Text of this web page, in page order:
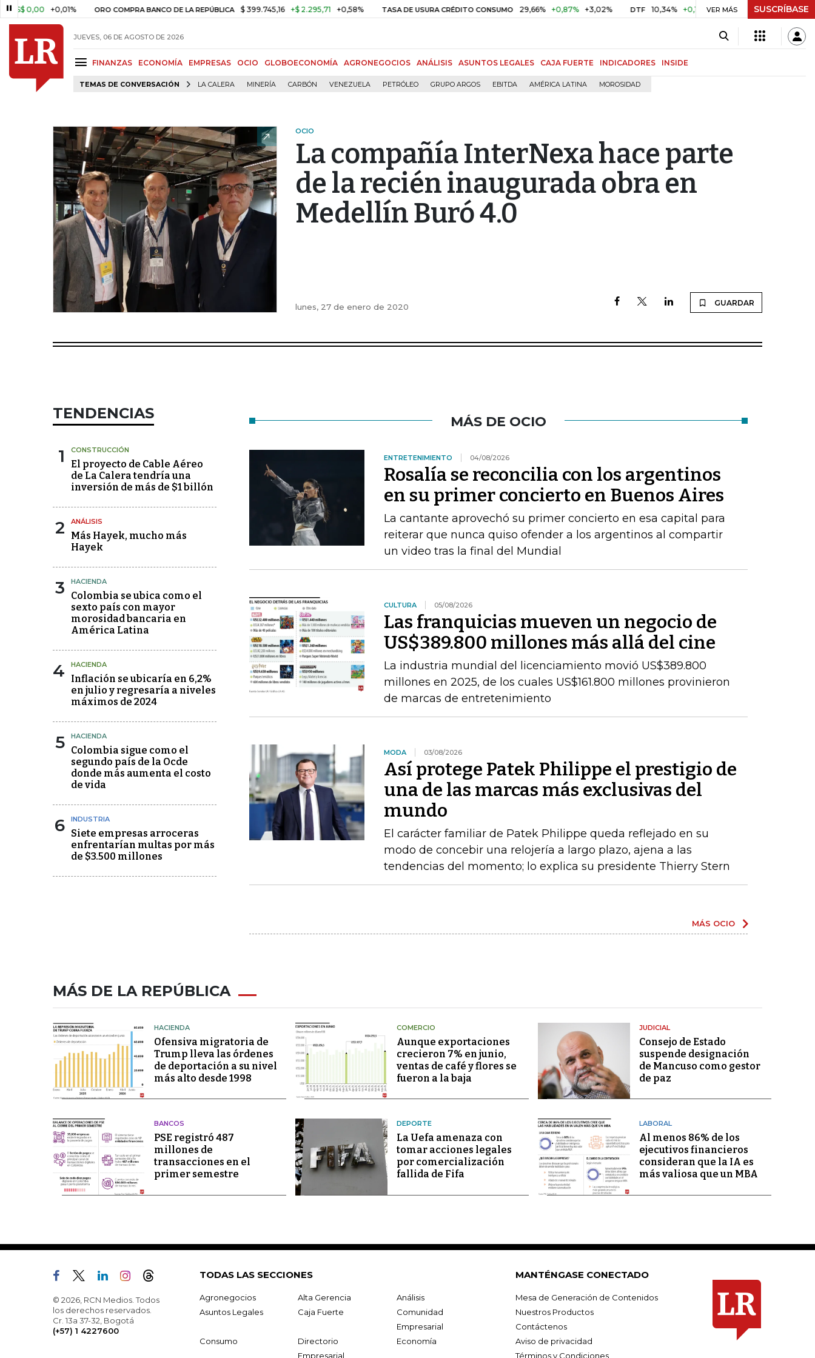
0,00 +0,01% ORO COMPRA BANCO DE LA REPÚBLICA $ 399.745,16 +$ 2.295,71 +0,58% TASA DE USURA CRÉDITO CONSUMO 29,66% +0,87% +3,02% DTF 10,34% +0,10% +0,98% UVR $ 416,86 +$
VER MÁS SUSCRÍBASE
JUEVES, 06 DE AGOSTO DE 2026
FINANZAS ECONOMÍA EMPRESAS OCIO GLOBOECONOMÍA AGRONEGOCIOS ANÁLISIS ASUNTOS LEGALES CAJA FUERTE INDICADORES INSIDE
TEMAS DE CONVERSACIÓN LA CALERA MINERÍA CARBÓN VENEZUELA PETRÓLEO GRUPO ARGOS EBITDA AMÉRICA LATINA MOROSIDAD
OCIO
La compañía InterNexa hace parte
de la recién inaugurada obra en
Medellín Buró 4.0
lunes, 27 de enero de 2020 GUARDAR
TENDENCIAS
1 CONSTRUCCIÓN
El proyecto de Cable Aéreo
de La Calera tendría una
inversión de más de $1 billón
2 ANÁLISIS
Más Hayek, mucho más
Hayek
3 HACIENDA
Colombia se ubica como el
sexto país con mayor
morosidad bancaria en
América Latina
4 HACIENDA
Inflación se ubicaría en 6,2%
en julio y regresaría a niveles
máximos de 2024
5 HACIENDA
Colombia sigue como el
segundo país de la Ocde
donde más aumenta el costo
de vida
6 INDUSTRIA
Siete empresas arroceras
enfrentarían multas por más
de $3.500 millones
MÁS DE OCIO
ENTRETENIMIENTO 04/08/2026
Rosalía se reconcilia con los argentinos
en su primer concierto en Buenos Aires
La cantante aprovechó su primer concierto en esa capital para
reiterar que nunca quiso ofender a los argentinos al compartir
un video tras la final del Mundial
CULTURA 05/08/2026
Las franquicias mueven un negocio de
US$389.800 millones más allá del cine
La industria mundial del licenciamiento movió US$389.800
millones en 2025, de los cuales US$161.800 millones provinieron
de marcas de entretenimiento
MODA 03/08/2026
Así protege Patek Philippe el prestigio de
una de las marcas más exclusivas del
mundo
El carácter familiar de Patek Philippe queda reflejado en su
modo de concebir una relojería a largo plazo, ajena a las
tendencias del momento; lo explica su presidente Thierry Stern
MÁS OCIO
MÁS DE LA REPÚBLICA
HACIENDA
Ofensiva migratoria de
Trump lleva las órdenes
de deportación a su nivel
más alto desde 1998
COMERCIO
Aunque exportaciones
crecieron 7% en junio,
ventas de café y flores se
fueron a la baja
JUDICIAL
Consejo de Estado
suspende designación
de Mancuso como gestor
de paz
BANCOS
PSE registró 487
millones de
transacciones en el
primer semestre
DEPORTE
La Uefa amenaza con
tomar acciones legales
por comercialización
fallida de Fifa
LABORAL
Al menos 86% de los
ejecutivos financieros
consideran que la IA es
más valiosa que un MBA
© 2026, RCN Medios. Todos
los derechos reservados.
Cr. 13a 37-32, Bogotá
(+57) 1 4227600
TODAS LAS SECCIONES
Agronegocios Alta Gerencia
Análisis
Asuntos Legales
Caja Fuerte
Comunidad
Empresarial
Consumo
Directorio
Empresarial
Economía
MANTÉNGASE CONECTADO
Mesa de Generación de Contenidos
Nuestros Productos
Contáctenos
Aviso de privacidad
Términos y Condiciones